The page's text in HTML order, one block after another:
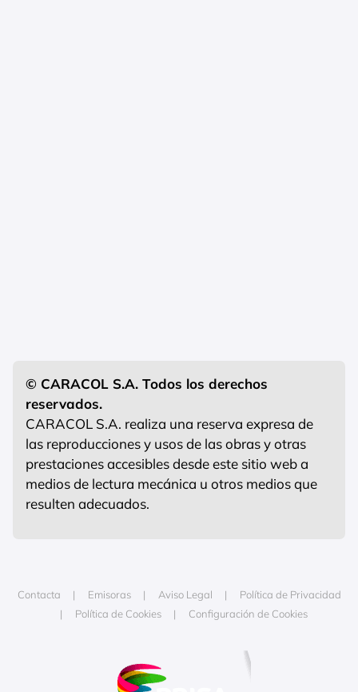
© CARACOL S.A. Todos los derechos
reservados.
CARACOL S.A. realiza una reserva expresa de
las reproducciones y usos de las obras y otras
prestaciones accesibles desde este sitio web a
medios de lectura mecánica u otros medios que
resulten adecuados.
Contacta Emisoras Aviso Legal
Política de Privacidad
Política de Cookies
Configuración de Cookies